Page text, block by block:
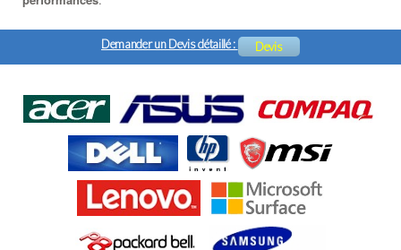
Demander un Devis détaillé : Devis